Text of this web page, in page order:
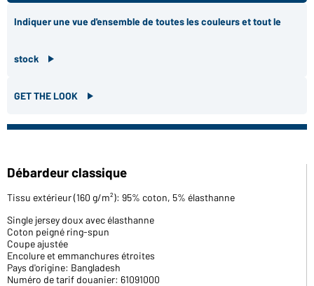
Indiquer une vue d'ensemble de toutes les couleurs et tout le
stock
GET THE LOOK
Débardeur classique
Tissu extérieur (160 g/m²): 95% coton, 5% élasthanne
Single jersey doux avec élasthanne
Coton peigné ring-spun
Coupe ajustée
Encolure et emmanchures étroites
Pays d'origine: Bangladesh
Numéro de tarif douanier: 61091000